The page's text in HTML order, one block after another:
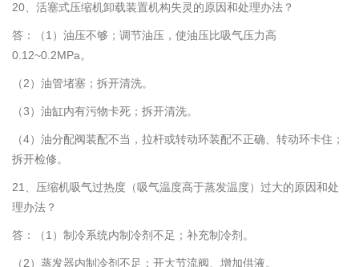
20、活塞式压缩机卸载装置机构失灵的原因和处理办法？
答：（1）油压不够；调节油压，使油压比吸气压力高
0.12~0.2MPa。
（2）油管堵塞；拆开清洗。
（3）油缸内有污物卡死；拆开清洗。
（4）油分配阀装配不当，拉杆或转动环装配不正确、转动环卡住；
拆开检修。
21、压缩机吸气过热度（吸气温度高于蒸发温度）过大的原因和处
理办法？
答：（1）制冷系统内制冷剂不足；补充制冷剂。
（2）蒸发器内制冷剂不足；开大节流阀、增加供液。